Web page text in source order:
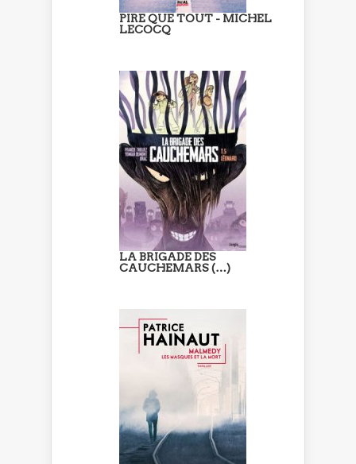
PIRE QUE TOUT - MICHEL
LECOCQ
LA BRIGADE DES
CAUCHEMARS (…)